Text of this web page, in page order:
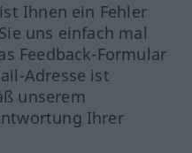
Ihnen ein Fehler
uns einfach mal
Feedback-Formular
Adresse ist
unserem
Ihrer